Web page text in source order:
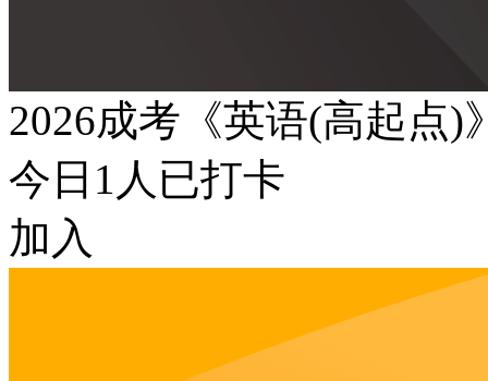
2026成考《英语(高起点)
今日 1 人已打卡
加入